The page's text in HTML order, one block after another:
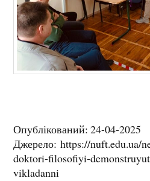
Опублікований: 24-04-2025
Джерело: https://nuft.edu.ua/
doktori-filosofiyi-
vikladanni